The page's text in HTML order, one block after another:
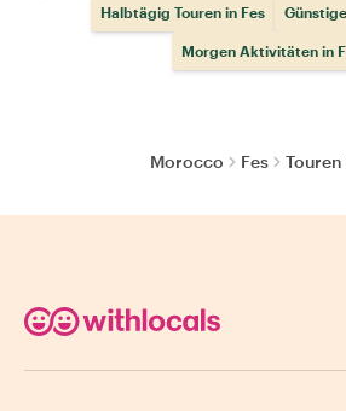
Halbtägig Touren in Fes
Morgen Aktivitäten in
Morocco Fes Touren